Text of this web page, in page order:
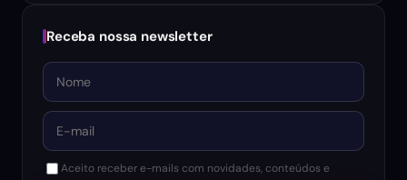
Receba nossa newsletter
Nome
E-mail
Aceito receber e-mails com novidades, conteúdos e